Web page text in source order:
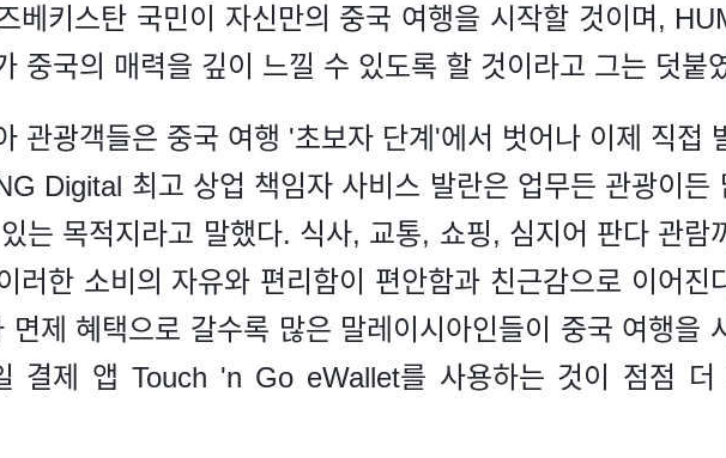
베키스탄 국민이 자신만의 중국 여행을 시작할 것이며,
중국의 매력을 깊이 느낄 수 있도록 할 것이라고 그는 덧붙
관광객들은 중국 여행 '초보자 단계'에서 벗어나 이제 직접
Digital 최고 상업 책임자 사비스 발란은 업무든 관광이든
는 목적지라고 말했다. 식사, 교통, 쇼핑, 심지어 판다 관람
러한 소비의 자유와 편리함이 편안함과 친근감으로 이어진
제 혜택으로 갈수록 많은 말레이시아인들이 중국 여행을
결제 앱 Touch 'n Go eWallet를 사용하는 것이 점점 더